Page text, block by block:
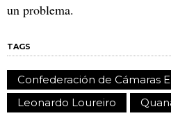
un problema.
TAGS
Confederación de Cámaras
Leonardo Loureiro